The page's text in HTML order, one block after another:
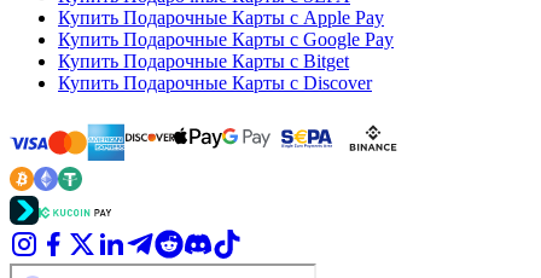
Купить Подарочные Карты с Apple Pay
Купить Подарочные Карты с Google Pay
Купить Подарочные Карты с Bitget
Купить Подарочные Карты с Discover